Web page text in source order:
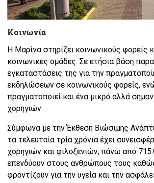
Κοινωνία
Η Μαρίνα στηρίζει κοινωνικούς φορείς
κοινωνικές ομάδες. Σε ετήσια βάση
εγκαταστάσεις της για την
εκδηλώσεων σε κοινωνικούς φορείς,
πραγματοποιεί και ένα μικρό αλλά
χορηγιών.
Σύμφωνα με την Έκθεση Βιώσιμης
τα τελευταία τρία χρόνια έχει
χορηγιών και φιλοξενιών, πάνω από
επενδύουν στους ανθρώπους τους
φροντίζουν για την υγεία και την